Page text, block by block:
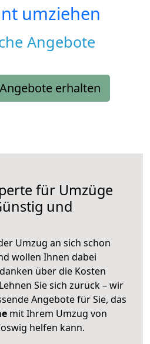
umziehen
Angebote
erhalten
für Umzüge
und
Umzug an sich schon
wollen Ihnen dabei
über die Kosten
Sie sich zurück – wir
Angebote für Sie, das
mit Ihrem Umzug von
helfen kann.